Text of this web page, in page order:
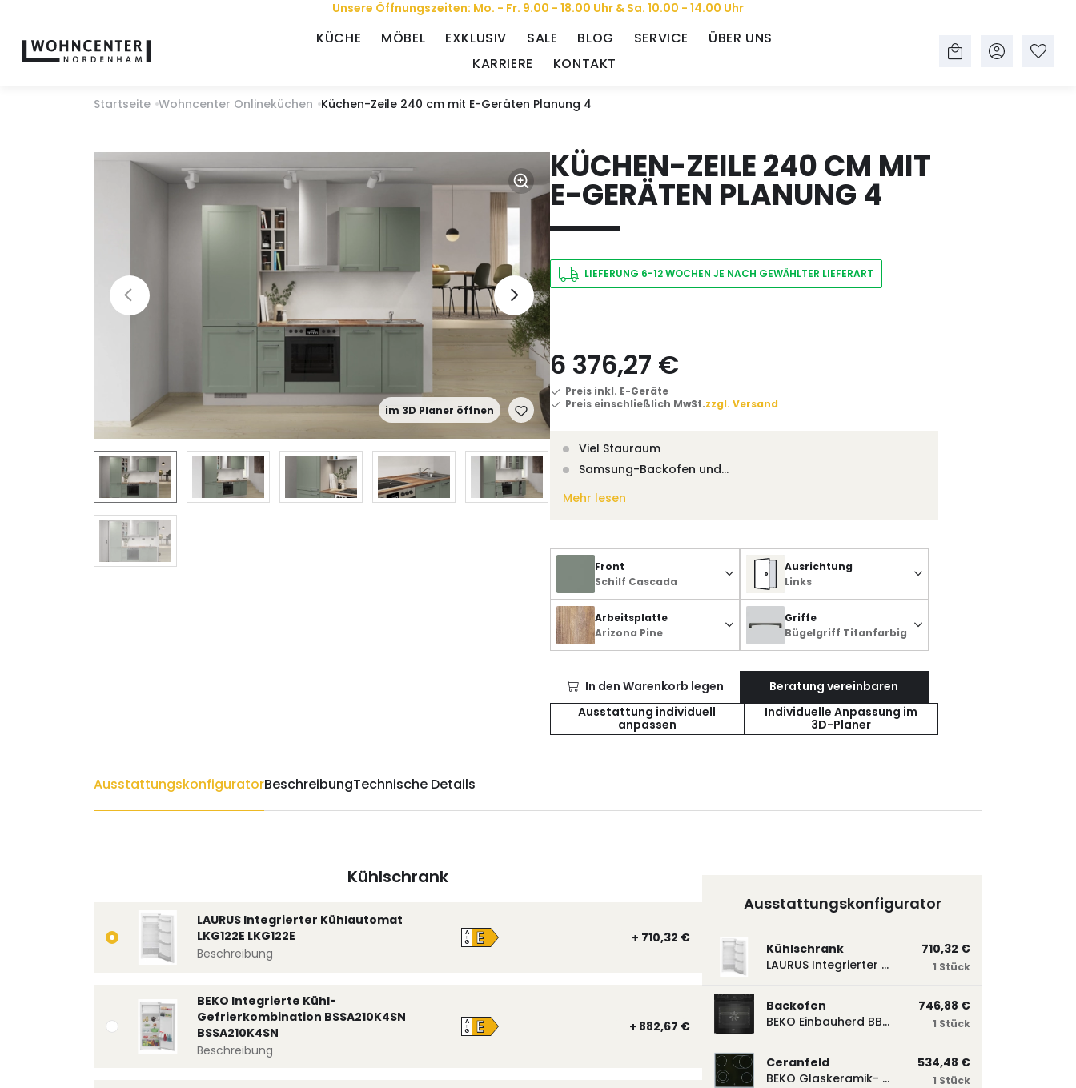
Unsere Öffnungszeiten: Mo. - Fr. 9.00 - 18.00 Uhr & Sa. 10.00 - 14.00 Uhr
KÜCHE MÖBEL EXKLUSIV SALE BLOG SERVICE
ÜBER UNS
KARRIERE
KONTAKT
Startseite Wohncenter Onlineküchen Küchen-Zeile 240 cm mit E-Geräten Planung 4
im 3D Planer öffnen
KÜCHEN-ZEILE 240 CM MIT
E-GERÄTEN PLANUNG 4
LIEFERUNG 6-12 WOCHEN JE NACH GEWÄHLTER LIEFERART
6 376,27 €
Preis inkl. E-Geräte
Preis einschließlich MwSt.zzgl. Versand
Viel Stauraum
Samsung-Backofen und…
Mehr lesen
Front
Schilf Cascada
Ausrichtung
Links
Arbeitsplatte
Arizona Pine
Griffe
Bügelgriff Titanfarbig
In den Warenkorb legen
Beratung vereinbaren
Ausstattung individuell
anpassen
Individuelle Anpassung im
3D-Planer
AusstattungskonfiguratorBeschreibungTechnische Details
Kühlschrank
LAURUS Integrierter Kühlautomat
LKG122E LKG122E
Beschreibung
A
↑
G E + 710,32 €
BEKO Integrierte Kühl-
Gefrierkombination BSSA210K4SN
BSSA210K4SN
Beschreibung
A
↑
G E + 882,67 €
Ausstattungskonfigurator
Kühlschrank
LAURUS Integrierter Kühlautomat LKG122E LKG122E
710,32 €
1 Stück
Backofen
BEKO Einbauherd BBUM113N2B mit Hydrolyse, Schwarz BBUM113N2B
746,88 €
1 Stück
Ceranfeld
BEKO Glaskeramik- Strahlungskochfeld EH 9641 XHN, herdgebunden EH9641XHN
534,48 €
1 Stück